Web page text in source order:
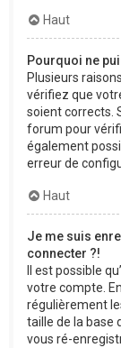
Haut
Pourquoi ne
Plusieurs
vérifiez que
soient corrects.
forum pour
également
erreur de
Haut
Je me suis
connecter ?!
Il est possible
votre compte.
régulièrement
taille de la base
vous ré-